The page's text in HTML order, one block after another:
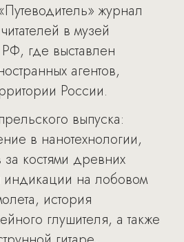
журнал
в музей
где выставлен
агентов,
России.
выпуска:
в нанотехнологии,
за костями древних
на лобовом
история
глушителя, а также